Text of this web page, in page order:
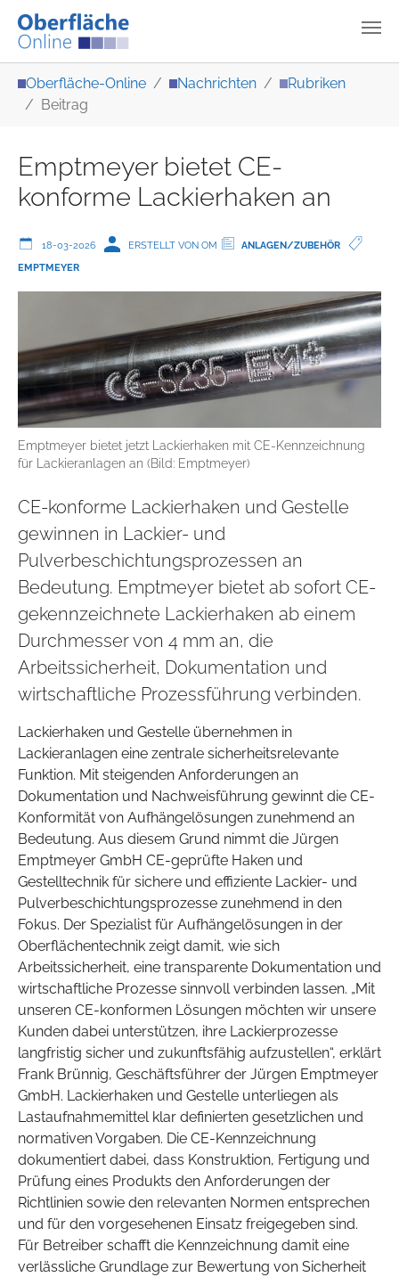
Oberfläche-Online Nachrichten
Rubriken
Beitrag
Emptmeyer bietet CE-
konforme Lackierhaken an
18-03-2026 ERSTELLT VON OM
ANLAGEN/ZUBEHÖR
EMPTMEYER
Emptmeyer bietet jetzt Lackierhaken mit CE-Kennzeichnung
für Lackieranlagen an (Bild: Emptmeyer)
CE-konforme Lackierhaken und Gestelle
gewinnen in Lackier- und
Pulverbeschichtungsprozessen an
Bedeutung. Emptmeyer bietet ab sofort CE-
gekennzeichnete Lackierhaken ab einem
Durchmesser von 4 mm an, die
Arbeitssicherheit, Dokumentation und
wirtschaftliche Prozessführung verbinden.
Lackierhaken und Gestelle übernehmen in
Lackieranlagen eine zentrale sicherheitsrelevante
Funktion. Mit steigenden Anforderungen an
Dokumentation und Nachweisführung gewinnt die CE-
Konformität von Aufhängelösungen zunehmend an
Bedeutung. Aus diesem Grund nimmt die Jürgen
Emptmeyer GmbH CE-geprüfte Haken und
Gestelltechnik für sichere und effiziente Lackier- und
Pulverbeschichtungsprozesse zunehmend in den
Fokus. Der Spezialist für Aufhängelösungen in der
Oberflächentechnik zeigt damit, wie sich
Arbeitssicherheit, eine transparente Dokumentation und
wirtschaftliche Prozesse sinnvoll verbinden lassen. „Mit
unseren CE-konformen Lösungen möchten wir unsere
Kunden dabei unterstützen, ihre Lackierprozesse
langfristig sicher und zukunftsfähig aufzustellen“, erklärt
Frank Brünnig, Geschäftsführer der Jürgen Emptmeyer
GmbH. Lackierhaken und Gestelle unterliegen als
Lastaufnahmemittel klar definierten gesetzlichen und
normativen Vorgaben. Die CE-Kennzeichnung
dokumentiert dabei, dass Konstruktion, Fertigung und
Prüfung eines Produkts den Anforderungen der
Richtlinien sowie den relevanten Normen entsprechen
und für den vorgesehenen Einsatz freigegeben sind.
Für Betreiber schafft die Kennzeichnung damit eine
verlässliche Grundlage zur Bewertung von Sicherheit